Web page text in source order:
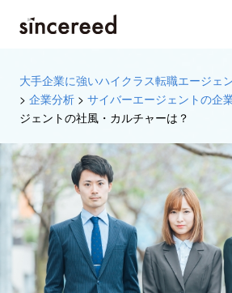
大手企業に強いハイクラス転職エージェ
> 企業分析 > サイバーエージェントの企
ジェントの社風・カルチャーは？